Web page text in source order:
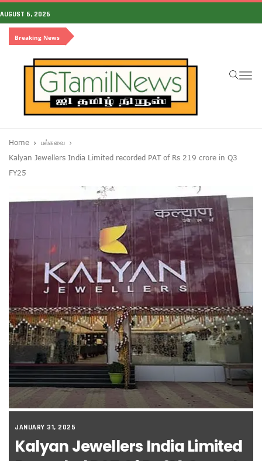
AUGUST 6, 2026
Breaking News
Home
பல்சுவை
Kalyan Jewellers India Limited recorded PAT of Rs 219 crore in Q3
FY25
JANUARY 31, 2025
Kalyan Jewellers India Limited